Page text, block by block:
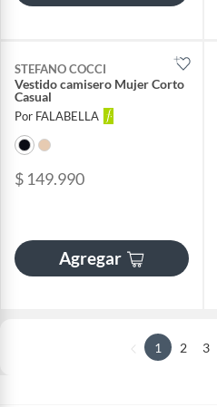
STEFANO COCCI
Vestido camisero Mujer Corto
Casual
Por FALABELLA
$ 149.990
Agregar
1 2 3